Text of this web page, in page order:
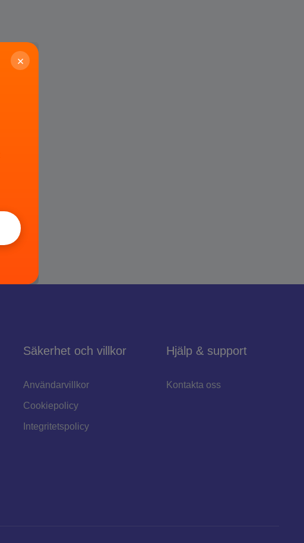
×
Säkerhet och villkor
Användarvillkor
Cookiepolicy
Integritetspolicy
Hjälp & support
Kontakta oss